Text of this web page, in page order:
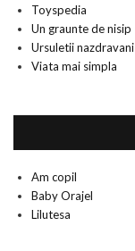
Toyspedia
Un graunte de nisip
Ursuletii nazdravani
Viata mai simpla
Am copil
Baby Orajel
Lilutesa